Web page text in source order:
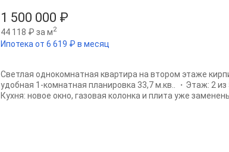
1 500 000 ₽
44 118 ₽ за м2
Ипотека от 6 619 ₽ в месяц
Светлая однокомнатная квартира на втором этаже
удобная 1‑комнатная планировка 33,7 м.кв.. ・Этаж: 2
Кухня: новое окно, газовая колонка и плита уже